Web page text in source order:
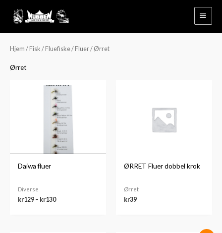
Hjem / Fisk / Fluefiske/ Fluer/ Ørret
Ørret
Daiwa fluer
Diverse
kr129 – kr130
Prisområde:
kr129
til
kr130
ØRRET Fluer dobbel krok
Ørret
kr39